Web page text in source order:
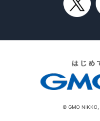
© GMO NIKKO,